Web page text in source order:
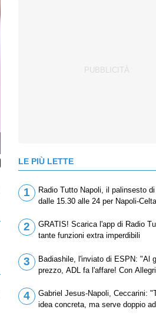
LE PIÙ LETTE
1
Radio Tutto Napoli, il palinsesto
dalle 15.30 alle 24 per Napoli-
2
GRATIS! Scarica l'app di Radio
tante funzioni extra imperdibili
3
Badiashile, l'inviato di ESPN: "Al
prezzo, ADL fa l'affare! Con
4
Gabriel Jesus-Napoli, Ceccarini:
idea concreta, ma serve doppio